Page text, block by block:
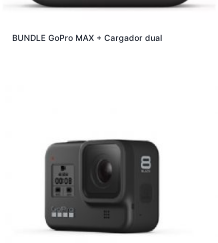
BUNDLE GoPro MAX + Cargador dual